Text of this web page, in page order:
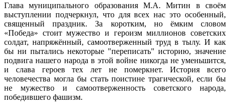
Глава муниципального образования М.А. Митин в своём
выступлении подчеркнул, что для всех нас это особенный,
священный праздник. За коротким, но ёмким словом
«Победа» стоит мужество и героизм миллионов советских
солдат, напряжённый, самоотверженный труд в тылу. И как
бы ни пытались некоторые "переписать" историю, значение
подвига нашего народа в этой войне никогда не уменьшится,
и слава героев тех лет не померкнет. История всего
человечества могла бы стать поистине трагической, если бы
не мужество и самоотверженность советского народа,
победившего фашизм.